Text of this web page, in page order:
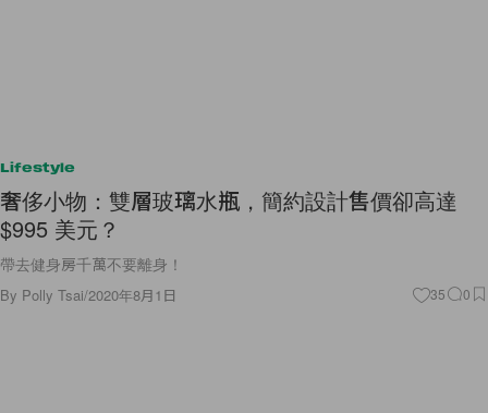
Lifestyle
奢侈小物：雙層玻璃水瓶，簡約設計售價卻高達
$995 美元？
帶去健身房千萬不要離身！
By Polly Tsai/2020年8月1日 35 0